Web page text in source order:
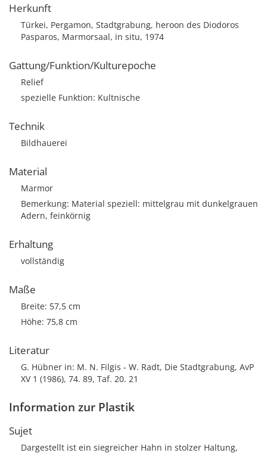
Herkunft
Türkei, Pergamon, Stadtgrabung, heroon des Diodoros
Pasparos, Marmorsaal, in situ, 1974
Gattung/Funktion/Kulturepoche
Relief
spezielle Funktion: Kultnische
Technik
Bildhauerei
Material
Marmor
Bemerkung: Material speziell: mittelgrau mit dunkelgrauen
Adern, feinkörnig
Erhaltung
vollständig
Maße
Breite: 57,5 cm
Höhe: 75,8 cm
Literatur
G. Hübner in: M. N. Filgis - W. Radt, Die Stadtgrabung, AvP
XV 1 (1986), 74. 89, Taf. 20. 21
Information zur Plastik
Sujet
Dargestellt ist ein siegreicher Hahn in stolzer Haltung,